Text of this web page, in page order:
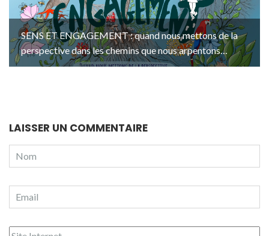
SENS ET ENGAGEMENT : quand nous mettons de la
perspective dans les chemins que nous arpentons…
LAISSER UN COMMENTAIRE